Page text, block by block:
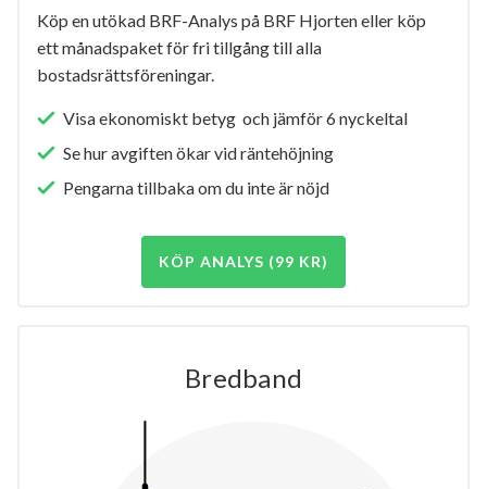
Köp en utökad BRF-Analys på BRF Hjorten eller köp
ett månadspaket för fri tillgång till alla
bostadsrättsföreningar.
Visa ekonomiskt betyg och jämför 6 nyckeltal
Se hur avgiften ökar vid räntehöjning
Pengarna tillbaka om du inte är nöjd
KÖP ANALYS (99 KR)
Bredband